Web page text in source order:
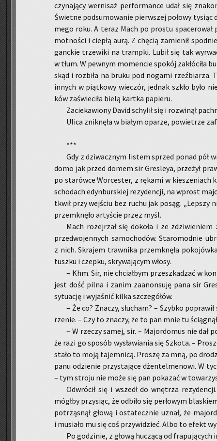
czy­na­ją­cy wer­ni­saż per­for­man­ce udał się
Świet­ne pod­su­mo­wa­nie pierw­szej po­ło­wy
me­go roku. A teraz Mach po pro­stu
mot­no­ści i cie­płą aurą. Z chę­cią za­mie­nił
ganc­kie trze­wi­ki na tramp­ki. Lubił się tak
w tłum. W pew­nym mo­men­cie spo­kój za­kłó­ci­ła
skąd i roz­bi­ła na bruku pod no­ga­mi rzeź­bia­rza.
in­nych w piąt­ko­wy wie­czór, jed­nak szkło było
ków za­świe­ci­ła bielą kart­ka pa­pie­ru.
Za­cie­ka­wio­ny David schy­lił się i roz­wi­nął
Ulica znik­nę­ła w bia­łym opa­rze, po­wie­trze
***
Gdy z dzi­wacz­nym li­stem sprzed ponad pół
do­mo jak przed domem sir Gre­sleya, prze­żył
po sta­rów­ce Wor­ce­ster, z rę­ka­mi w kie­sze­niach
scho­dach edyn­bur­skiej re­zy­den­cji, na wprost
tkwił przy wej­ściu bez ruchu jak posąg. „Lep­szy
prze­mknę­ło ar­ty­ście przez myśl.
Mach ro­zej­rzał się do­ko­ła i ze
przed­wo­jen­nych sa­mo­cho­dów. Sta­ro­mod­nie
z nich. Skra­jem traw­ni­ka prze­mknę­ła
tusz­ku i czep­ku, skry­wa­ją­cym włosy.
– Khm. Sir, nie chciał­bym prze­szka­dzać w
jest dość pilna i zanim za­anon­su­ję pana sir
sy­tu­ację i wy­ja­śnić kilka szcze­gó­łów.
– Że co? Zna­czy, słu­cham? – Szyb­ko
rze­nie. – Czy to zna­czy, że to pan mnie tu
– W rze­czy samej, sir. – Ma­jor­do­mus nie dał
że razi go spo­sób wy­sła­wia­nia się Szko­ta. –
sta­ło to moją ta­jem­ni­cą. Pro­szę za mną, po
panu odzie­nie przy­sta­ją­ce dżen­tel­me­no­wi. W
– tym stro­ju nie może się pan po­ka­zać w
Od­wró­cił się i wszedł do wnę­trza
mógł­by przy­siąc, że od­bi­ło się per­ło­wym
po­trzą­snął głową i osta­tecz­nie uznał, że
i mu­sia­ło mu się coś przy­wi­dzieć. Albo to efekt
Po go­dzi­nie, z głową hu­czą­cą od